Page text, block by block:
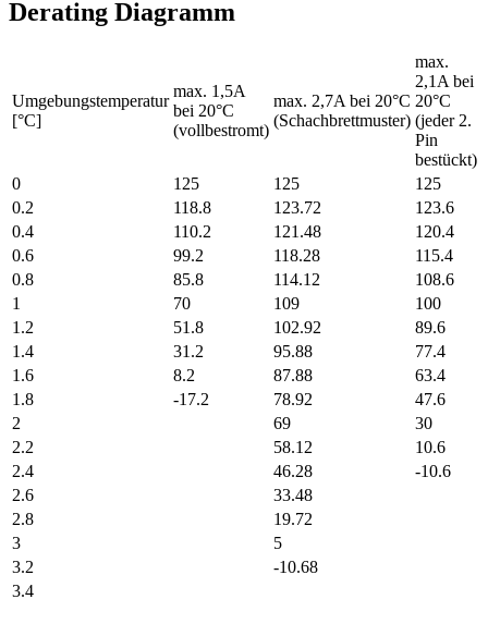
Derating Diagramm
Umgebungstemperatur
[°C]
max. 1,5A
bei 20°C
(vollbestromt)
max. 2,7A bei 20°C
(Schachbrettmuster)
max.
2,1A bei
20°C
(jeder 2.
Pin
bestückt)
0
125 125
125
0.2
118.8 123.72
123.6
0.4
110.2 121.48
120.4
0.6
99.2 118.28
115.4
0.8
85.8 114.12
108.6
1
70 109
100
1.2
51.8 102.92
89.6
1.4
31.2 95.88
77.4
1.6
8.2 87.88
63.4
1.8
-17.2 78.92
47.6
2
69
30
2.2
58.12
10.6
2.4
46.28
-10.6
2.6
33.48
2.8
19.72
3
5
3.2
-10.68
3.4